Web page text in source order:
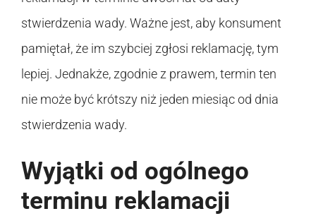
stwierdzenia wady. Ważne jest, aby konsument
pamiętał, że im szybciej zgłosi reklamację, tym
lepiej. Jednakże, zgodnie z prawem, termin ten
nie może być krótszy niż jeden miesiąc od dnia
stwierdzenia wady.
Wyjątki od ogólnego
terminu reklamacji